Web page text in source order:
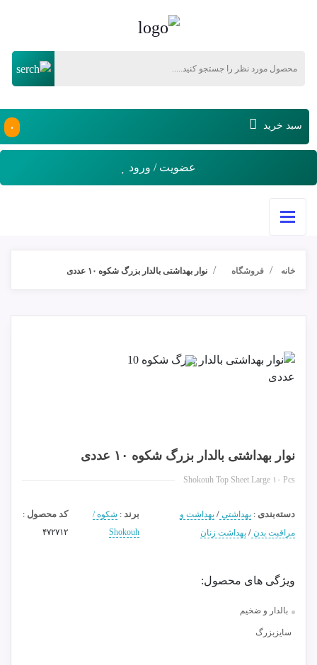
سبد خرید ۰
عضویت / ورود
خانه فروشگاه نوار بهداشتی بالدار بزرگ شکوه ۱۰ عددی
نوار بهداشتی بالدار بزرگ شکوه ۱۰ عددی
Shokouh Top Sheet Large ۱۰ Pcs
دسته‌بندی : بهداشتی / بهداشت و
مراقبت بدن / بهداشت زنان
برند: شکوه /
Shokouh
کد محصول :
۴۷۲۷۱۲
ویژگی های محصول:
بالدار و ضخیم
سایزبزرگ